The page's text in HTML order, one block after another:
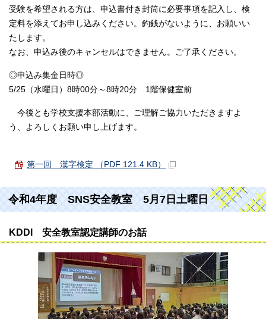
受験を希望される方は、申込書付き封筒に必要事項を記入し、検
定料を添えてお申し込みください。釣銭がないように、お願いい
たします。
なお、申込み後のキャンセルはできません。ご了承ください。
◎申込み集金日時◎
5/25（水曜日）8時00分～8時20分 1階保健室前
今後とも学校支援本部活動に、ご理解ご協力いただきますよ
う、よろしくお願い申し上げます。
第一回 漢字検定 （PDF 121.4 KB）
令和4年度 SNS安全教室 5月7日土曜日
KDDI 安全教室認定講師のお話